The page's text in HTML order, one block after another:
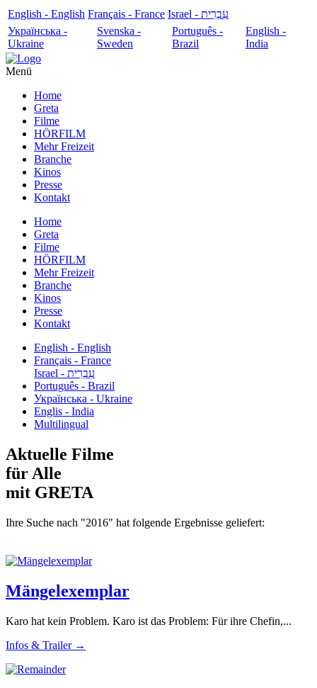
English - English Français - France
עִבְרִית - Israel
Українська -
Ukraine
Svenska -
Sweden
Português -
Brazil
English -
India
Menü
Home
Greta
Filme
HÖRFILM
Mehr Freizeit
Branche
Kinos
Presse
Kontakt
Home
Greta
Filme
HÖRFILM
Mehr Freizeit
Branche
Kinos
Presse
Kontakt
English - English
Français - France
עִבְרִית - Israel
Português - Brazil
Українська - Ukraine
Englis - India
Multilingual
Aktuelle Filme
für Alle
mit GRETA
Ihre Suche nach "2016" hat folgende Ergebnisse geliefert:
Mängelexemplar
Karo hat kein Problem. Karo ist das Problem: Für ihre Chefin,...
Infos & Trailer →